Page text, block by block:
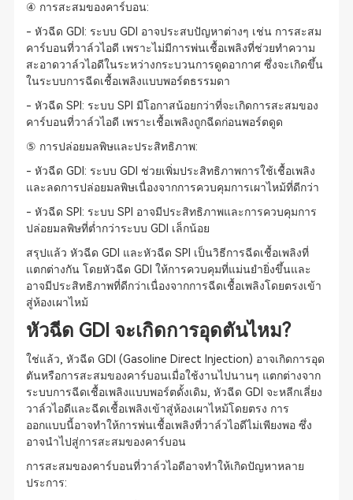
④ การสะสมของคาร์บอน:
- หัวฉีด GDI: ระบบ GDI อาจประสบปัญหาต่างๆ เช่น การสะสม
คาร์บอนที่วาล์วไอดี เพราะไม่มีการพ่นเชื้อเพลิงที่ช่วยทำความ
สะอาดวาล์วไอดีในระหว่างกระบวนการดูดอากาศ ซึ่งจะเกิดขึ้น
ในระบบการฉีดเชื้อเพลิงแบบพอร์ตธรรมดา
- หัวฉีด SPI: ระบบ SPI มีโอกาสน้อยกว่าที่จะเกิดการสะสมของ
คาร์บอนที่วาล์วไอดี เพราะเชื้อเพลิงถูกฉีดก่อนพอร์ตดูด
⑤ การปล่อยมลพิษและประสิทธิภาพ:
- หัวฉีด GDI: ระบบ GDI ช่วยเพิ่มประสิทธิภาพการใช้เชื้อเพลิง
และลดการปล่อยมลพิษเนื่องจากการควบคุมการเผาไหม้ที่ดีกว่า
- หัวฉีด SPI: ระบบ SPI อาจมีประสิทธิภาพและการควบคุมการ
ปล่อยมลพิษที่ต่ำกว่าระบบ GDI เล็กน้อย
สรุปแล้ว หัวฉีด GDI และหัวฉีด SPI เป็นวิธีการฉีดเชื้อเพลิงที่
แตกต่างกัน โดยหัวฉีด GDI ให้การควบคุมที่แม่นยำยิ่งขึ้นและ
อาจมีประสิทธิภาพที่ดีกว่าเนื่องจากการฉีดเชื้อเพลิงโดยตรงเข้า
สู่ห้องเผาไหม้
หัวฉีด GDI จะเกิดการอุดตันไหม?
ใช่แล้ว, หัวฉีด GDI (Gasoline Direct Injection) อาจเกิดการอุด
ตันหรือการสะสมของคาร์บอนเมื่อใช้งานไปนานๆ แตกต่างจาก
ระบบการฉีดเชื้อเพลิงแบบพอร์ตดั้งเดิม, หัวฉีด GDI จะหลีกเลี่ยง
วาล์วไอดีและฉีดเชื้อเพลิงเข้าสู่ห้องเผาไหม้โดยตรง การ
ออกแบบนี้อาจทำให้การพ่นเชื้อเพลิงที่วาล์วไอดีไม่เพียงพอ ซึ่ง
อาจนำไปสู่การสะสมของคาร์บอน
การสะสมของคาร์บอนที่วาล์วไอดีอาจทำให้เกิดปัญหาหลาย
ประการ: